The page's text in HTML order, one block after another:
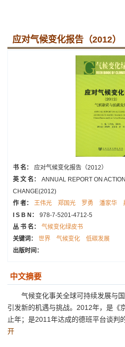
应对气候变化报告（2012）
书 名：
应对气候变化报告（2012）
英 文 名：
ANNUAL REPORT ON
CHANGE(2012)
作 者：
王伟光 郑国光 罗勇 潘家华
I S B N：
978-7-5201-4712-5
丛 书 名：
气候变化绿皮书
关键词：
世界 气候变化
低碳发展
出版时间：
中文摘要
气候变化事关全球可持续发展与
引发新的机遇与挑战。2012年，是《
止年；是2011年达成的德班平台谈判
开